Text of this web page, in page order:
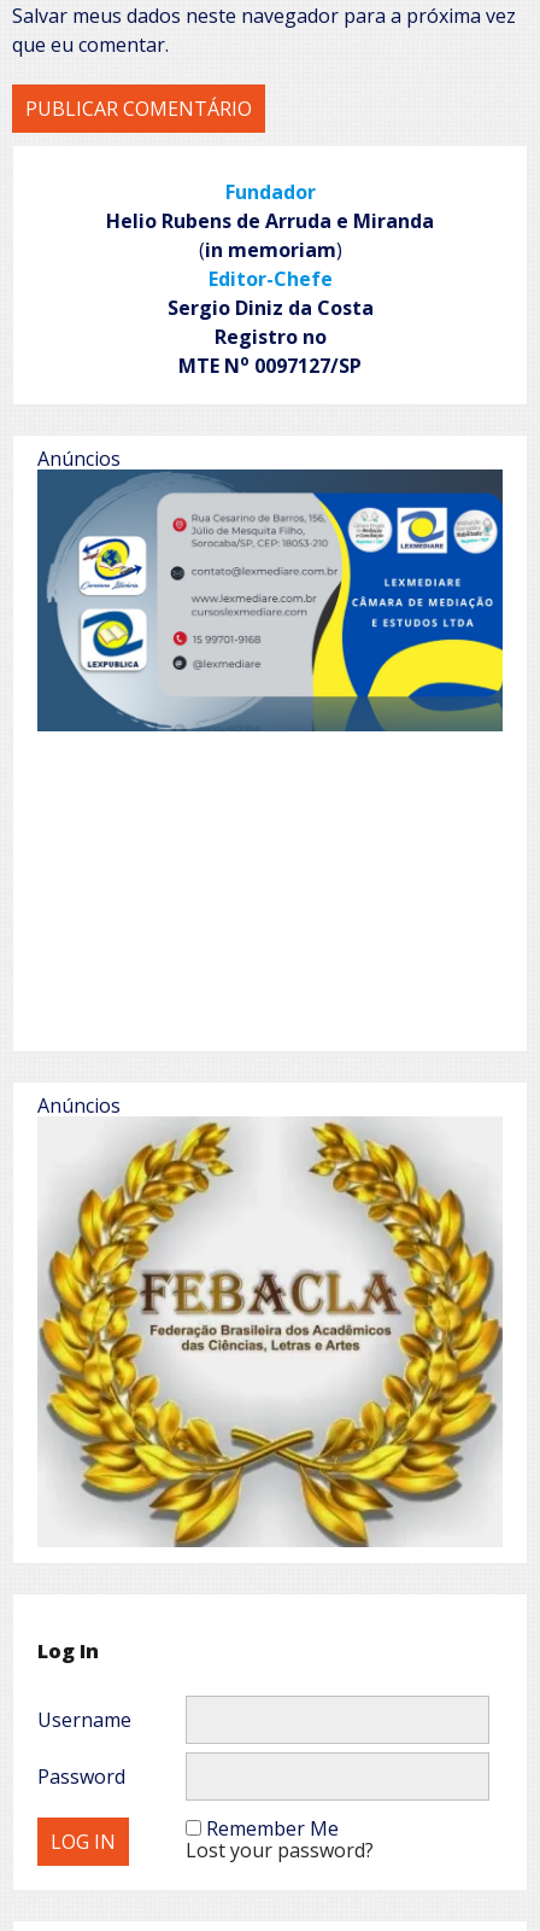
Salvar meus dados neste navegador para a próxima vez
que eu comentar.
Fundador
Helio Rubens de Arruda e Miranda
(in memoriam)
Editor-Chefe
Sergio Diniz da Costa
Registro no
MTE No 0097127/SP
Anúncios
Anúncios
Log In
Username
Password
Remember Me
Lost your password?